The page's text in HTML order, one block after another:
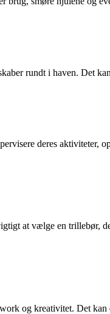
rundt i haven. Det
deres aktiviteter,
at vælge en trillebør,
og kreativitet. Det